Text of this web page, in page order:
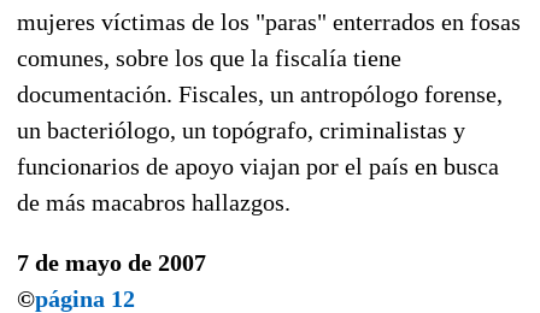
mujeres víctimas de los "paras" enterrados en fosas
comunes, sobre los que la fiscalía tiene
documentación. Fiscales, un antropólogo forense,
un bacteriólogo, un topógrafo, criminalistas y
funcionarios de apoyo viajan por el país en busca
de más macabros hallazgos.
7 de mayo de 2007
©página 12